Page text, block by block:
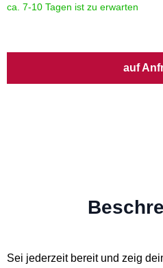
ca. 7-10 Tagen ist zu erwarten
auf
Sei jederzeit bereit und zeig